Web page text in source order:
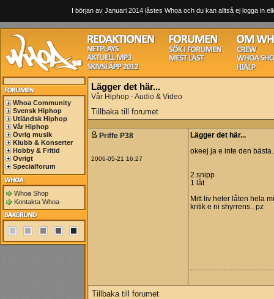
I början av Januari 2014 låstes Whoa och du kan alltså ej logga in
Whoa Community
Svensk Hiphop
Utländsk Hiphop
Vår Hiphop
Övrig musik
Klubb & Konserter
Hobby & Fritid
Övrigt
Specialforum
Whoa Shop
Kontakta Whoa
Lägger det här...
Vår Hiphop - Audio & Video
Tillbaka till forumet
Priffe P38
2006-05-21 16:27
Lägger det här...
okeej ja e inte den
2 snipp
1 låt
Mitt liv heter låten hela
kritik e ni shyrrens.. pz
Tillbaka till forumet